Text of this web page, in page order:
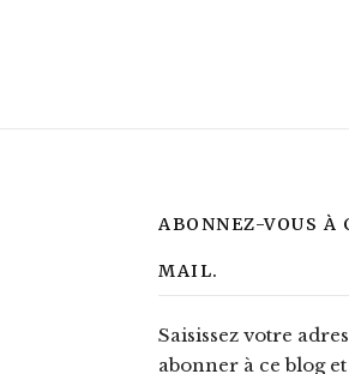
ABONNEZ-VOUS À
MAIL.
Saisissez votre
abonner à ce blog